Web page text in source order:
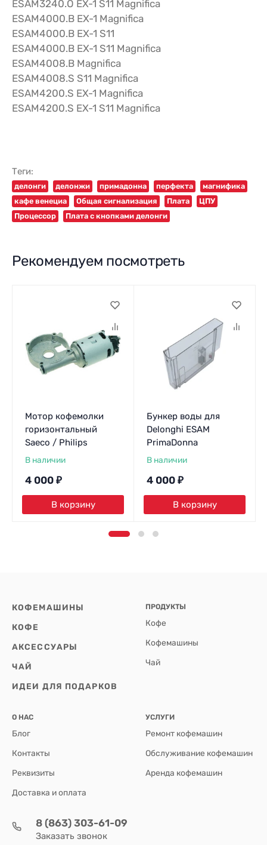
ESAM3240.O EX-1 S11 Magnifica
ESAM4000.B EX-1 Magnifica
ESAM4000.B EX-1 S11
ESAM4000.B EX-1 S11 Magnifica
ESAM4008.B Magnifica
ESAM4008.S S11 Magnifica
ESAM4200.S EX-1 Magnifica
ESAM4200.S EX-1 S11 Magnifica
Теги:
делонги делонжи примадонна перфекта
магнифика
кафе венециа
Общая сигнализация Плата
ЦПУ
Процессор
Плата с кнопками делонги
Рекомендуем посмотреть
Мотор кофемолки
горизонтальный
Saeco / Philips
В наличии
4 000 ₽
В корзину
Бункер воды для
Delonghi ESAM
PrimaDonna
В наличии
4 000 ₽
В корзину
КОФЕМАШИНЫ
КОФЕ
АКСЕССУАРЫ
ЧАЙ
ИДЕИ ДЛЯ ПОДАРКОВ
ПРОДУКТЫ
Кофе
Кофемашины
Чай
О НАС
Блог
Контакты
Реквизиты
Доставка и оплата
УСЛУГИ
Ремонт кофемашин
Обслуживание кофемашин
Аренда кофемашин
8 (863) 303-61-09
Заказать звонок